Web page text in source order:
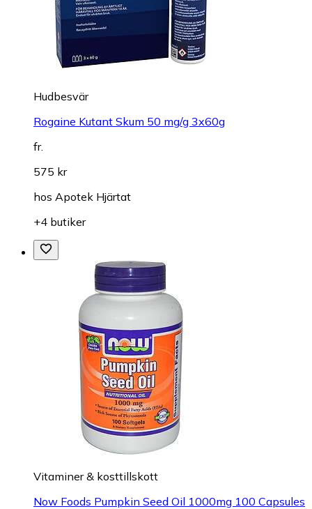
Hudbesvär
Rogaine Kutant Skum 50 mg/g 3x60g
fr.
575 kr
hos Apotek Hjärtat
+4 butiker
Vitaminer & kosttillskott
Now Foods Pumpkin Seed Oil 1000mg 100 Capsules